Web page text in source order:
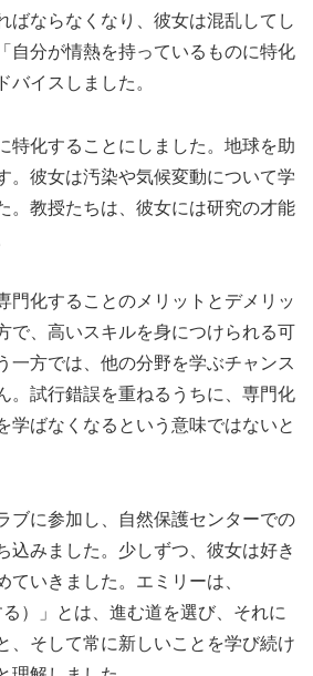
ばならなくなり、彼女は混乱してし
自分が情熱を持っているものに特化
バイスしました。
特化することにしました。地球を助
。彼女は汚染や気候変動について学
。教授たちは、彼女には研究の才能
門化することのメリットとデメリッ
で、高いスキルを身につけられる可
一方では、他の分野を学ぶチャンス
。試行錯誤を重ねるうちに、専門化
学ばなくなるという意味ではないと
ブに参加し、自然保護センターでの
込みました。少しずつ、彼女は好き
ていきました。エミリーは、
る）」とは、進む道を選び、それに
、そして常に新しいことを学び続け